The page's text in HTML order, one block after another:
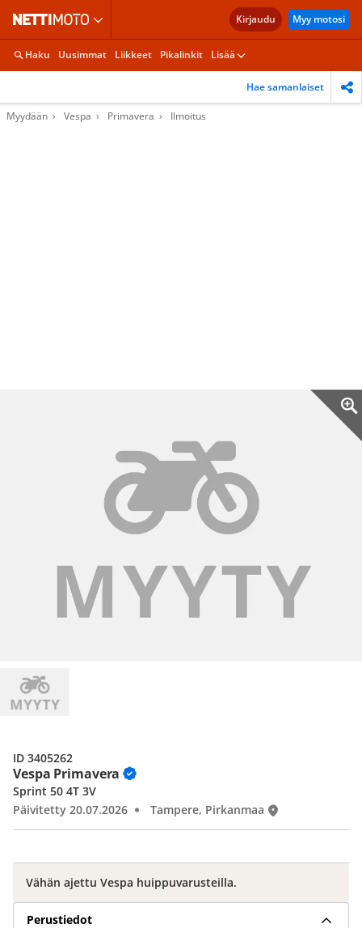
Kirjaudu Myy motosi
Haku Uusimmat Liikkeet Pikalinkit Lisää
Hae samanlaiset
Myydään Vespa Primavera Ilmoitus
Vespa Primavera
Sprint 50 4T 3V
Päivitetty 20.07.2026
Tampere, Pirkanmaa
ID 3405262
Vähän ajettu Vespa huippuvarusteilla.
Perustiedot